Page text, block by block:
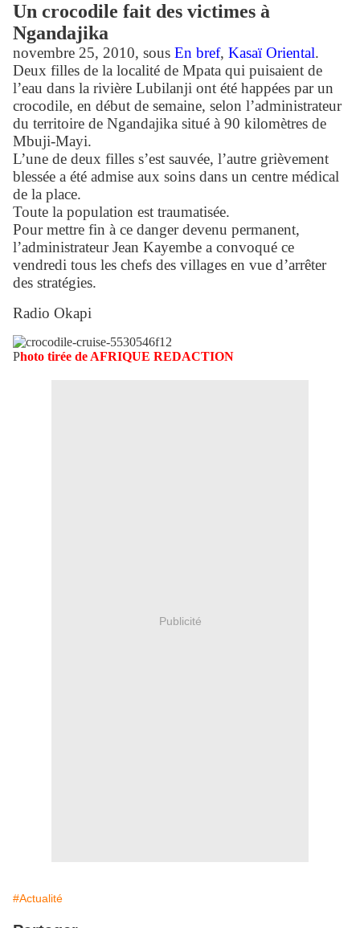
Un crocodile fait des victimes à
Ngandajika
novembre 25, 2010, sous En bref, Kasaï Oriental.
Deux filles de la localité de Mpata qui puisaient de
l’eau dans la rivière Lubilanji ont été happées par un
crocodile, en début de semaine, selon l’administrateur
du territoire de Ngandajika situé à 90 kilomètres de
Mbuji-Mayi.
L’une de deux filles s’est sauvée, l’autre grièvement
blessée a été admise aux soins dans un centre médical
de la place.
Toute la population est traumatisée.
Pour mettre fin à ce danger devenu permanent,
l’administrateur Jean Kayembe a convoqué ce
vendredi tous les chefs des villages en vue d’arrêter
des stratégies.
Radio Okapi
Photo tirée de AFRIQUE REDACTION
Publicité
#Actualité